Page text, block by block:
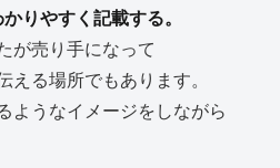
りやすく記載する。
が売り手になって
える場所でもあります。
ようなイメージをしながら